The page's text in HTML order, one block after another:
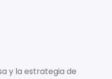
y la estrategia de